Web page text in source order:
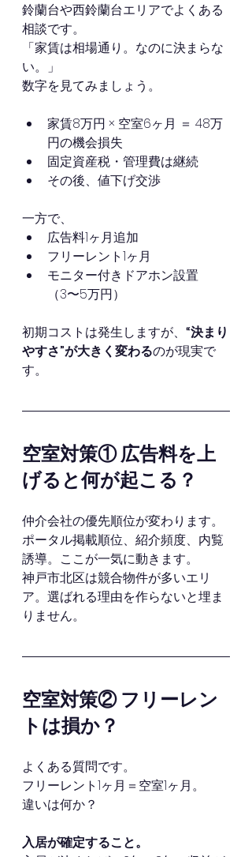
鈴蘭台や西鈴蘭台エリアでよくある
相談です。
「家賃は相場通り。なのに決まらな
い。」
数字を見てみましょう。
家賃8万円 × 空室6ヶ月 ＝ 48万
円の機会損失
固定資産税・管理費は継続
その後、値下げ交渉
一方で、
広告料1ヶ月追加
フリーレント1ヶ月
モニター付きドアホン設置
（3〜5万円）
初期コストは発生しますが、 “決まり
やすさ”が大きく変わるのが現実で
す。
空室対策① 広告料を上
げると何が起こる？
仲介会社の優先順位が変わります。
ポータル掲載順位、紹介頻度、内覧
誘導。ここが一気に動きます。
神戸市北区は競合物件が多いエリ
ア。選ばれる理由を作らないと埋ま
りません。
空室対策② フリーレン
トは損か？
よくある質問です。
フリーレント1ヶ月＝空室1ヶ月。
違いは何か？
入居が確定すること。